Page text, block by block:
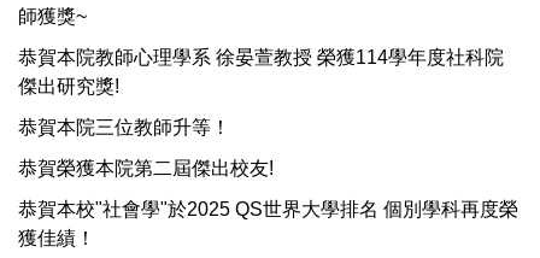
師獲獎~
恭賀本院教師心理學系 徐晏萱教授 榮獲114學年度社科院
傑出研究獎!
恭賀本院三位教師升等！
恭賀榮獲本院第二屆傑出校友!
恭賀本校"社會學"於2025 QS世界大學排名 個別學科再度榮
獲佳績！